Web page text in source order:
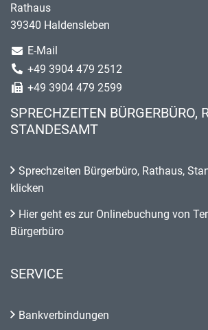
Rathaus
39340 Haldensleben
E-Mail
+49 3904 479 2512
+49 3904 479 2599
SPRECHZEITEN BÜRGERBÜRO,
STANDESAMT
Sprechzeiten Bürgerbüro, Rathaus,
klicken
Hier geht es zur Onlinebuchung von
Bürgerbüro
SERVICE
Bankverbindungen